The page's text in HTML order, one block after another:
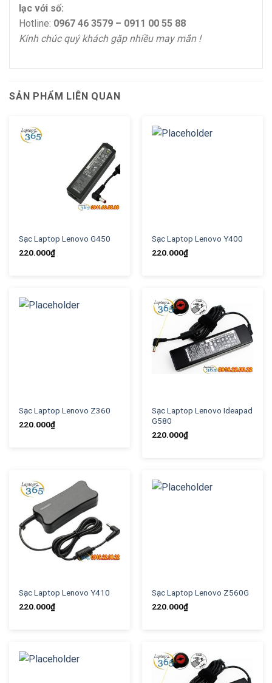
lạc với số:
Hotline: 0967 46 3579 – 0911 00 55 88
Kính chúc quý khách gặp nhiều may mắn !
SẢN PHẨM LIÊN QUAN
Sạc Laptop Lenovo G450
220.000₫
Sạc Laptop Lenovo Y400
220.000₫
Sạc Laptop Lenovo Z360
220.000₫
Sạc Laptop Lenovo Ideapad
G580
220.000₫
Sạc Laptop Lenovo Y410
220.000₫
Sạc Laptop Lenovo Z560G
220.000₫